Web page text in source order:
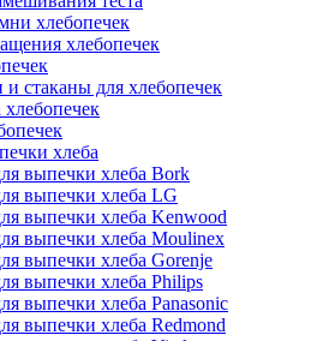
хлебопечек
хлебопечек
стаканы для хлебопечек
хлеба
выпечки хлеба Bork
выпечки хлеба LG
выпечки хлеба Kenwood
выпечки хлеба Moulinex
выпечки хлеба Gorenje
выпечки хлеба Philips
выпечки хлеба Panasonic
выпечки хлеба Redmond